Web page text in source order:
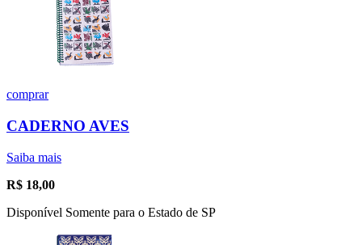
comprar
CADERNO AVES
Saiba mais
R$ 18,00
Disponível Somente para o Estado de SP